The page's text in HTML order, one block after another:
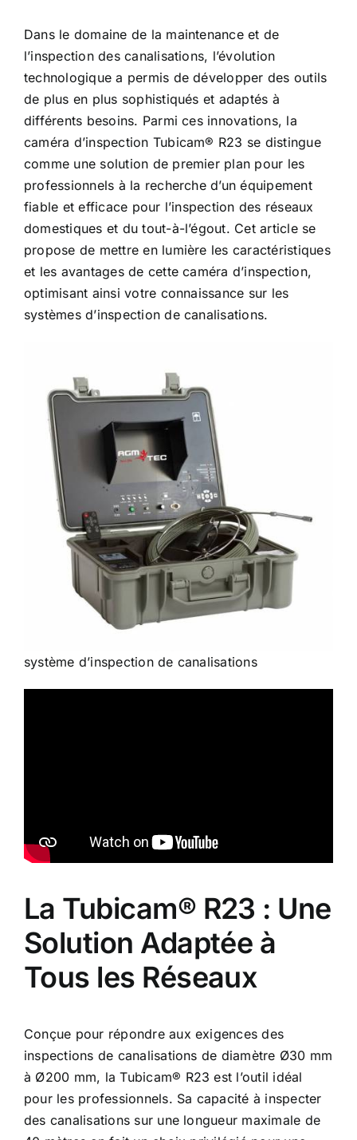
Dans le domaine de la maintenance et de
l’inspection des canalisations, l’évolution
technologique a permis de développer des outils
de plus en plus sophistiqués et adaptés à
différents besoins. Parmi ces innovations, la
caméra d’inspection Tubicam® R23 se distingue
comme une solution de premier plan pour les
professionnels à la recherche d’un équipement
fiable et efficace pour l’inspection des réseaux
domestiques et du tout-à-l’égout. Cet article se
propose de mettre en lumière les caractéristiques
et les avantages de cette caméra d’inspection,
optimisant ainsi votre connaissance sur les
systèmes d’inspection de canalisations.
système d’inspection de canalisations
La Tubicam® R23 : Une
Solution Adaptée à
Tous les Réseaux
Conçue pour répondre aux exigences des
inspections de canalisations de diamètre Ø30 mm
à Ø200 mm, la Tubicam® R23 est l’outil idéal
pour les professionnels. Sa capacité à inspecter
des canalisations sur une longueur maximale de